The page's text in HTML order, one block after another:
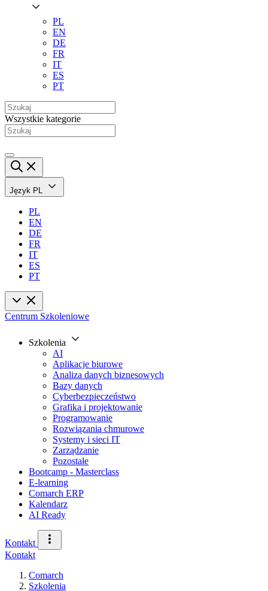
PL
EN
DE
FR
IT
ES
PT
Wszystkie kategorie
Język PL
PL
EN
DE
FR
IT
ES
PT
Centrum Szkoleniowe
Szkolenia
AI
Aplikacje biurowe
Analiza danych biznesowych
Bazy danych
Cyberbezpieczeństwo
Grafika i projektowanie
Programowanie
Rozwiązania chmurowe
Systemy i sieci IT
Zarządzanie
Pozostałe
Bootcamp - Masterclass
E-learning
Comarch ERP
Kalendarz
AI Ready
Kontakt
Kontakt
Comarch
Szkolenia